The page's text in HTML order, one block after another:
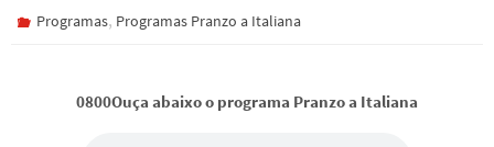
Programas, Programas Pranzo a Italiana
0800Ouça abaixo o programa Pranzo a Italiana